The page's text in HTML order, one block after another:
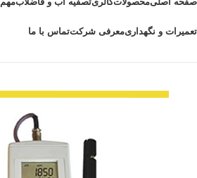
تعمیرات و نگهداریمعرفی شرکتتماس با ما